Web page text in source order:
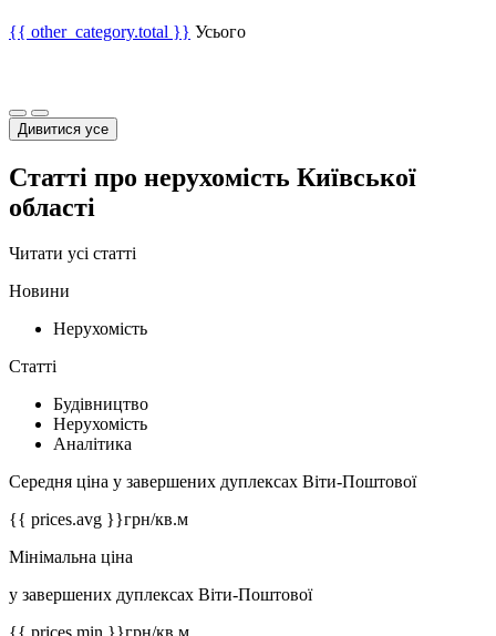
{{ other_category.total }} Усього
Дивитися усе
Статті про нерухомість Київської
області
Читати усі статті
Новини
Нерухомість
Статті
Будівництво
Нерухомість
Аналітика
Середня ціна у завершених дуплексах Віти-Поштової
{{ prices.avg }}грн/кв.м
Мінімальна ціна
у завершених дуплексах Віти-Поштової